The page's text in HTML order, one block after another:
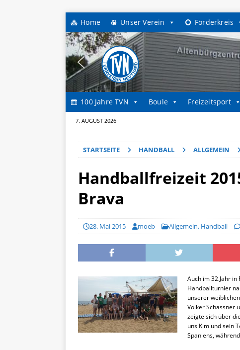
Home Unser Verein Förderkreis
100 Jahre TVN Boule Freizeitsport
7. AUGUST 2026
STARTSEITE HANDBALL ALLGEMEIN
Handballfreizeit
Brava
28. Mai 2015 moeb Allgemein, Handball
Auch im 32.Jahr
Handballturnier
unserer
Volker Schassner
zeigte sich über
uns Kim und sein
Spaniens,